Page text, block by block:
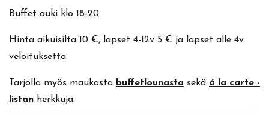
Buffet auki klo 18-20.
Hinta aikuisilta 10 €, lapset 4-12v 5 € ja lapset alle 4v
veloituksetta.
Tarjolla myös maukasta buffetlounasta sekä á la carte -
listan herkkuja.